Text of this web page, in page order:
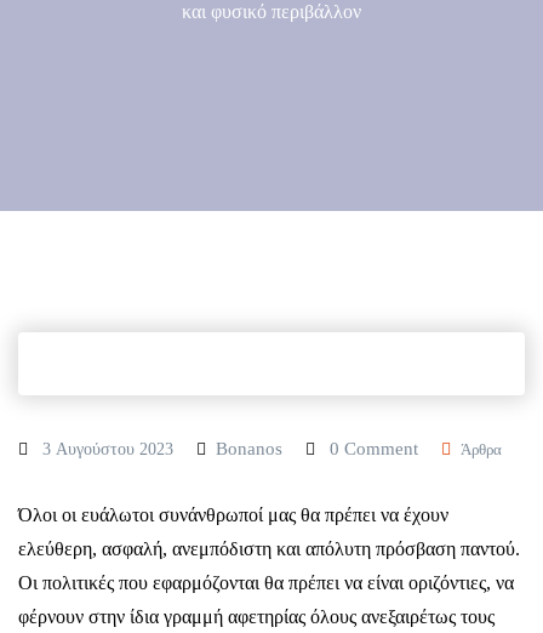
και φυσικό περιβάλλον
3 Αυγούστου 2023 Bonanos 0 Comment Άρθρα
Όλοι οι ευάλωτοι συνάνθρωποί μας θα πρέπει να έχουν
ελεύθερη, ασφαλή, ανεμπόδιστη και απόλυτη πρόσβαση παντού.
Οι πολιτικές που εφαρμόζονται θα πρέπει να είναι οριζόντιες, να
φέρνουν στην ίδια γραμμή αφετηρίας όλους ανεξαιρέτως τους